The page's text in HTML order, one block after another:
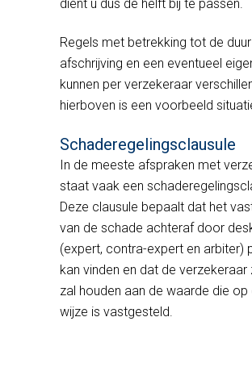
dient u dus de helft bij te passen.
Regels met betrekking tot de
afschrijving en een eventueel
kunnen per verzekeraar
hierboven is een voorbeeld
Schaderegelingsclausule
In de meeste afspraken met
staat vaak een
Deze clausule bepaalt dat het
van de schade achteraf door
(expert, contra-expert en arbiter)
kan vinden en dat de
zal houden aan de waarde die op
wijze is vastgesteld.